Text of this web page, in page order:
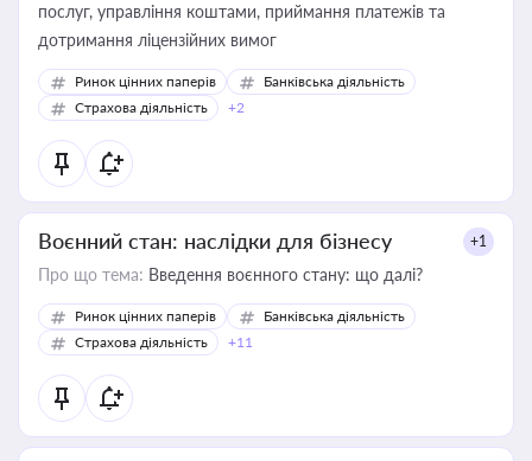
послуг, управління коштами, приймання платежів та
дотримання ліцензійних вимог
Ринок цінних паперів
Банківська діяльність
Страхова діяльність
+2
Воєнний стан: наслідки для бізнесу +1
Про що тема: Введення воєнного стану: що далі?
Ринок цінних паперів
Банківська діяльність
Страхова діяльність
+11